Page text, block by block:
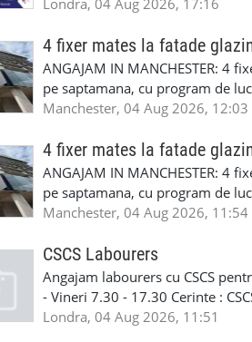
Solicitors, indiferent că ai nevoie
familiei (divorț, custodie, partaj)
Servicii pentru companii: •
• Imigrație pentru afaceri și
soluționarea disputelor 💡 De ce
standard ✔ Confidențialitate
790 689 Email:
www.fcos.co.uk 👉
Londra, 04 Aug 2026, 17:16
4 fixer mates la fatade
ANGAJAM IN MANCHESTER:
pe saptamana, cu program de
in perioada urmatoare. Cerinte:
Tariful se discuta direct, in
discutie este simpla: cine esti,
Prioritate au oamenii din
carora li se termina proiectul
oferta pe care sa o folositi la
WhatsApp: +44 7467 838 881
numele, experienta si data la
https://forms.gle/
T&D GLAZING AND
Manchester, 04 Aug 2026, 12:03
4 fixer mates la fatade
ANGAJAM IN MANCHESTER:
pe saptamana, cu program de
in perioada urmatoare. Cerinte:
Tariful se discuta direct, in
discutie este simpla: cine esti,
Prioritate au oamenii din
carora li se termina proiectul
Manchester, 04 Aug 2026, 11:54
CSCS Labourers
Angajam labourers cu CSCS
- Vineri 7.30 - 17.30 Cerinte :
Londra, 04 Aug 2026, 11:51